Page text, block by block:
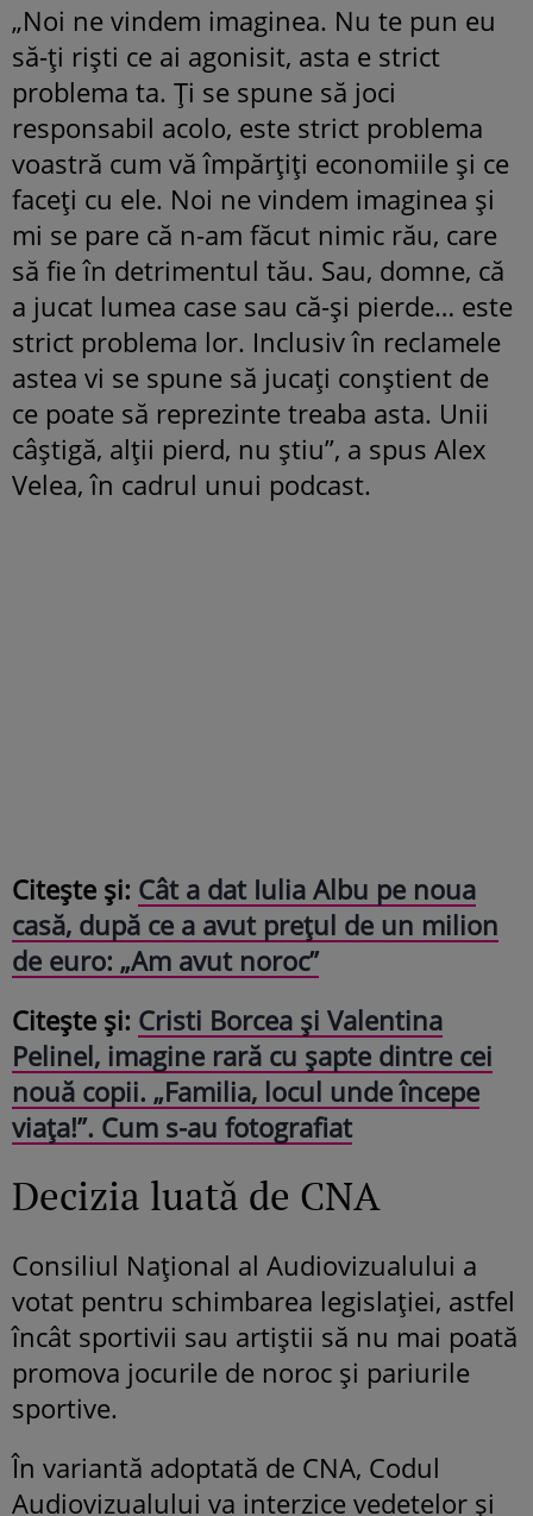
„Noi ne vindem imaginea. Nu te pun eu
să-ți riști ce ai agonisit, asta e strict
problema ta. Ți se spune să joci
responsabil acolo, este strict problema
voastră cum vă împărțiți economiile și ce
faceți cu ele. Noi ne vindem imaginea și
mi se pare că n-am făcut nimic rău, care
să fie în detrimentul tău. Sau, domne, că
a jucat lumea case sau că-și pierde… este
strict problema lor. Inclusiv în reclamele
astea vi se spune să jucați conștient de
ce poate să reprezinte treaba asta. Unii
câștigă, alții pierd, nu știu”, a spus Alex
Velea, în cadrul unui podcast.
Citește și: Cât a dat Iulia Albu pe noua
casă, după ce a avut preţul de un milion
de euro: „Am avut noroc”
Citește și: Cristi Borcea și Valentina
Pelinel, imagine rară cu șapte dintre cei
nouă copii. „Familia, locul unde începe
viața!”. Cum s-au fotografiat
Decizia luată de CNA
Consiliul Național al Audiovizualului a
votat pentru schimbarea legislației, astfel
încât sportivii sau artiștii să nu mai poată
promova jocurile de noroc și pariurile
sportive.
În variantă adoptată de CNA, Codul
Audiovizualului va interzice vedetelor și